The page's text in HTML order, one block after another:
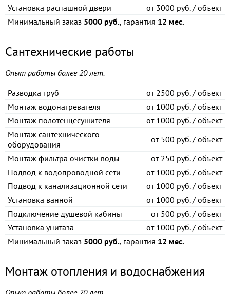
Установка распашной двери от3000 руб. / объект
Минимальный заказ 5000 руб., гарантия 12 мес.
Сантехнические работы
Опыт работы более 20 лет.
Разводка труб
от2500 руб. / объект
Монтаж водонагревателя
от1000 руб. / объект
Монтаж полотенцесушителя
от1000 руб. / объект
Монтаж сантехнического
оборудования
от500 руб. / объект
Монтаж фильтра очистки воды
от250 руб. / объект
Подвод к водопроводной сети
от1000 руб. / объект
Подвод к канализационной сети
от1000 руб. / объект
Установка ванной
от1000 руб. / объект
Подключение душевой кабины
от500 руб. / объект
Установка унитаза
от1000 руб. / объект
Минимальный заказ 5000 руб., гарантия 12 мес.
Монтаж отопления и водоснабжения